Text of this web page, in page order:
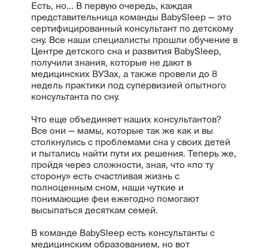
Есть, но... В первую очередь, каждая
представительница команды BabySleep — это
сертифицированный консультант по детскому
сну. Все наши специалисты прошли обучение в
Центре детского сна и развития BabySleep,
получили знания, которые не дают в
медицинских ВУЗах, а также провели до 8
недель практики под супервизией опытного
консультанта по сну.
Что еще объединяет наших консультантов?
Все они — мамы, которые так же как и вы
столкнулись с проблемами сна у своих детей
и пытались найти пути их решения. Теперь же,
пройдя через сложности, зная, что «по ту
сторону» есть счастливая жизнь с
полноценным сном, наши чуткие и
понимающие феи ежегодно помогают
высыпаться десяткам семей.
В команде BabySleep есть консультанты с
медицинским образованием, но вот